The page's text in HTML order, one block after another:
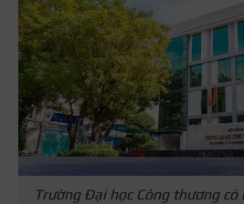
Trường Đại học Công thương